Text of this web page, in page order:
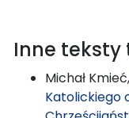
Inne
Michał Kmieć,
Katolickiego